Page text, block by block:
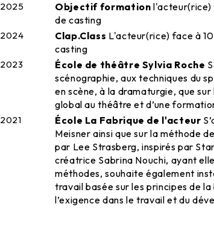
2025 Objectif formation l'acteur(rice)
de casting
2024 Clap.Class L'acteur(rice) face à
casting
2023 École de théâtre Sylvia Roche
scénographie, aux techniques du
en scène, à la dramaturgie, que sur
global au théâtre et d’une
2021 École La Fabrique de l'acteur
Meisner ainsi que sur la méthode
par Lee Strasberg, inspirés par
créatrice Sabrina Nouchi, ayant
méthodes, souhaite également
travail basée sur les principes de
l’exigence dans le travail et du